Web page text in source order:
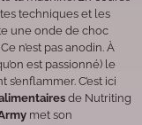
techniques et les
une onde de choc
n’est pas anodin. À
est passionné) le
C’est ici
de Nutriting
met son